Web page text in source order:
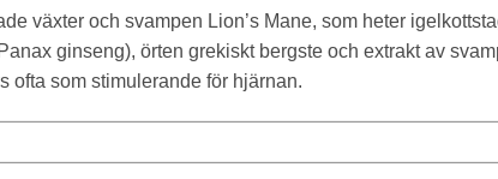
växter och svampen Lion’s Mane, som heter
ginseng), örten grekiskt bergste och extrakt av
ofta som stimulerande för hjärnan.